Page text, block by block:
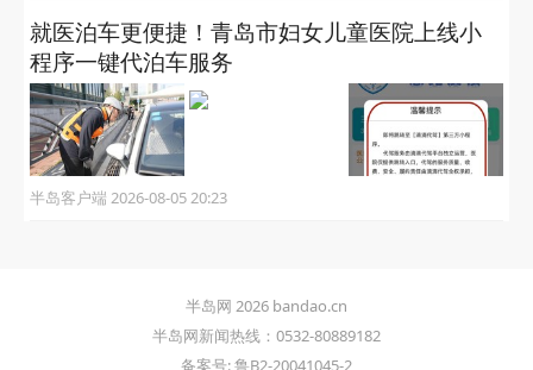
就医泊车更便捷！青岛市妇女儿童医院上线小
程序一键代泊车服务
半岛客户端 2026-08-05 20:23
半岛网 2026 bandao.cn
半岛网新闻热线：0532-80889182
备案号: 鲁B2-20041045-2